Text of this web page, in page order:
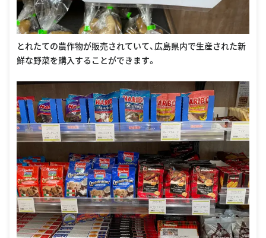
とれたての農作物が販売されていて、広島県内で生産された新
鮮な野菜を購入することができます。